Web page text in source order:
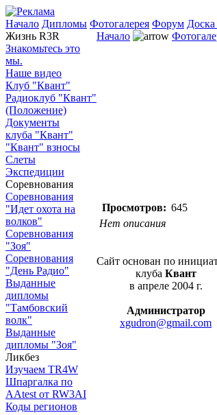
Начало Дипломы Фотогалерея Форум
Жизнь R3R
Знакомьтесь это
мы.
Наше видео
Клуб "Квант"
Радиоклуб "Квант"
(Положение)
Документы
клуба "Квант"
"Квант" взносы
Слеты
Экспедиции
Соревнования
Соревнования
"Идет охота на
волков"
Соревнования
"Зоя"
Соревнования
"День Радио"
Выданные
дипломы
"Тамбовский
волк"
Выданные
дипломы "Зоя"
Ликбез
Изучаем TR4W
Шпаргалка по
AAtest от RW3AI
Коды регионов
Начало
Просмотров: 645
Нет описания
Сайт основан по
клуба Квант
в апреле 2004 г.
Администратор
xgudron@gmail.com